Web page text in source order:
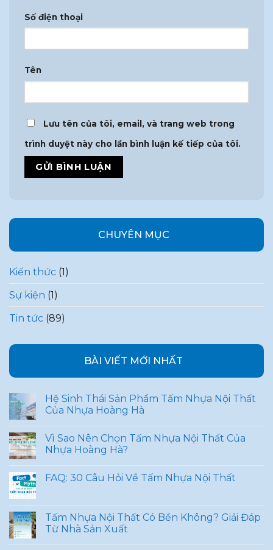
Số điện thoại
Tên
Lưu tên của tôi, email, và trang web trong
trình duyệt này cho lần bình luận kế tiếp của tôi.
CHUYÊN MỤC
Kiến thức (1)
Sự kiện (1)
Tin tức (89)
BÀI VIẾT MỚI NHẤT
Hệ Sinh Thái Sản Phẩm Tấm Nhựa Nội Thất
Của Nhựa Hoàng Hà
Vì Sao Nên Chọn Tấm Nhựa Nội Thất Của
Nhựa Hoàng Hà?
FAQ: 30 Câu Hỏi Về Tấm Nhựa Nội Thất
Tấm Nhựa Nội Thất Có Bền Không? Giải Đáp
Từ Nhà Sản Xuất